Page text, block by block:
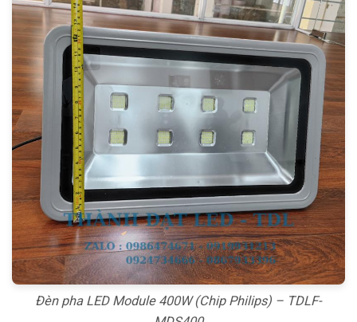
Đèn pha LED Module 400W (Chip Philips) – TDLF-